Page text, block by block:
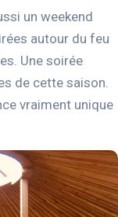
un weekend
autour du feu
Une soirée
de cette saison.
vraiment unique